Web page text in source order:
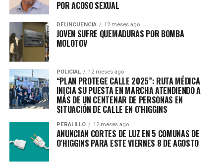
POR ACOSO SEXUAL
DELINCUENCIA 12 meses ago
JOVEN SUFRE QUEMADURAS POR BOMBA
MOLOTOV
POLICIAL 12 meses ago
“PLAN PROTEGE CALLE 2025”: RUTA MÉDICA
INICIA SU PUESTA EN MARCHA ATENDIENDO A
MÁS DE UN CENTENAR DE PERSONAS EN
SITUACIÓN DE CALLE EN O’HIGGINS
PERALILLO 12 meses ago
ANUNCIAN CORTES DE LUZ EN 5 COMUNAS DE
O’HIGGINS PARA ESTE VIERNES 8 DE AGOSTO